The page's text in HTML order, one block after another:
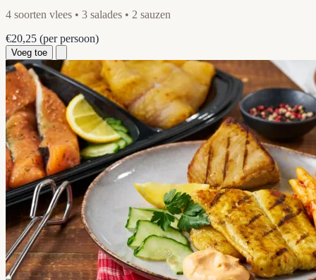
4 soorten vlees • 3 salades • 2 sauzen
€20,25 (per persoon)
Voeg toe